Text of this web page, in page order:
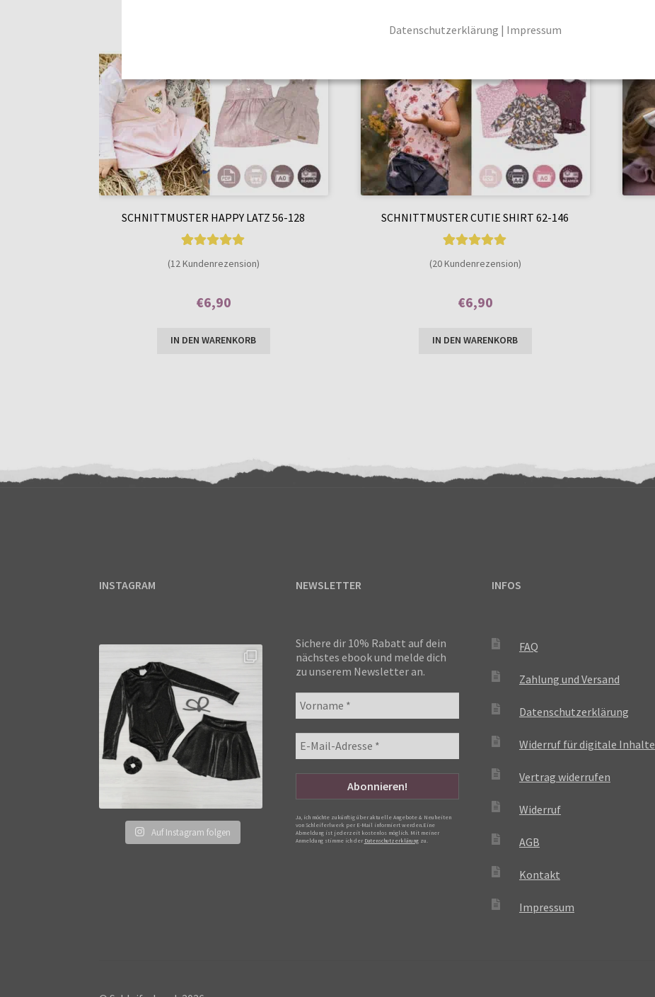
SCHNITTMUSTER HAPPY LATZ 56-128
Kundenbewer
(12 Kundenrezension)
€6,90
IN DEN WARENKORB
SCHNITTMUSTER CUTIE SHIRT 62-146
Kundenbewer
(20 Kundenrezension)
€6,90
IN DEN WARENKORB
INSTAGRAM
Auf Instagram folgen
NEWSLETTER
Sichere dir 10% Rabatt auf dein
nächstes ebook und melde dich
zu unserem Newsletter an.
Ja, ich möchte zukünftig über aktuelle Angebote & Neuheiten
von Schleiferlwerk per E-Mail informiert werden.Eine
Abmeldung ist jederzeit kostenlos möglich. Mit meiner
Anmeldung stimme ich der Datenschutzerklärungzu.
INFOS
FAQ
Zahlung und Versand
Datenschutzerklärung
Widerruf für digitale Inhalte
Vertrag widerrufen
Widerruf
AGB
Kontakt
Impressum
Datenschutzerklärung | Impressum